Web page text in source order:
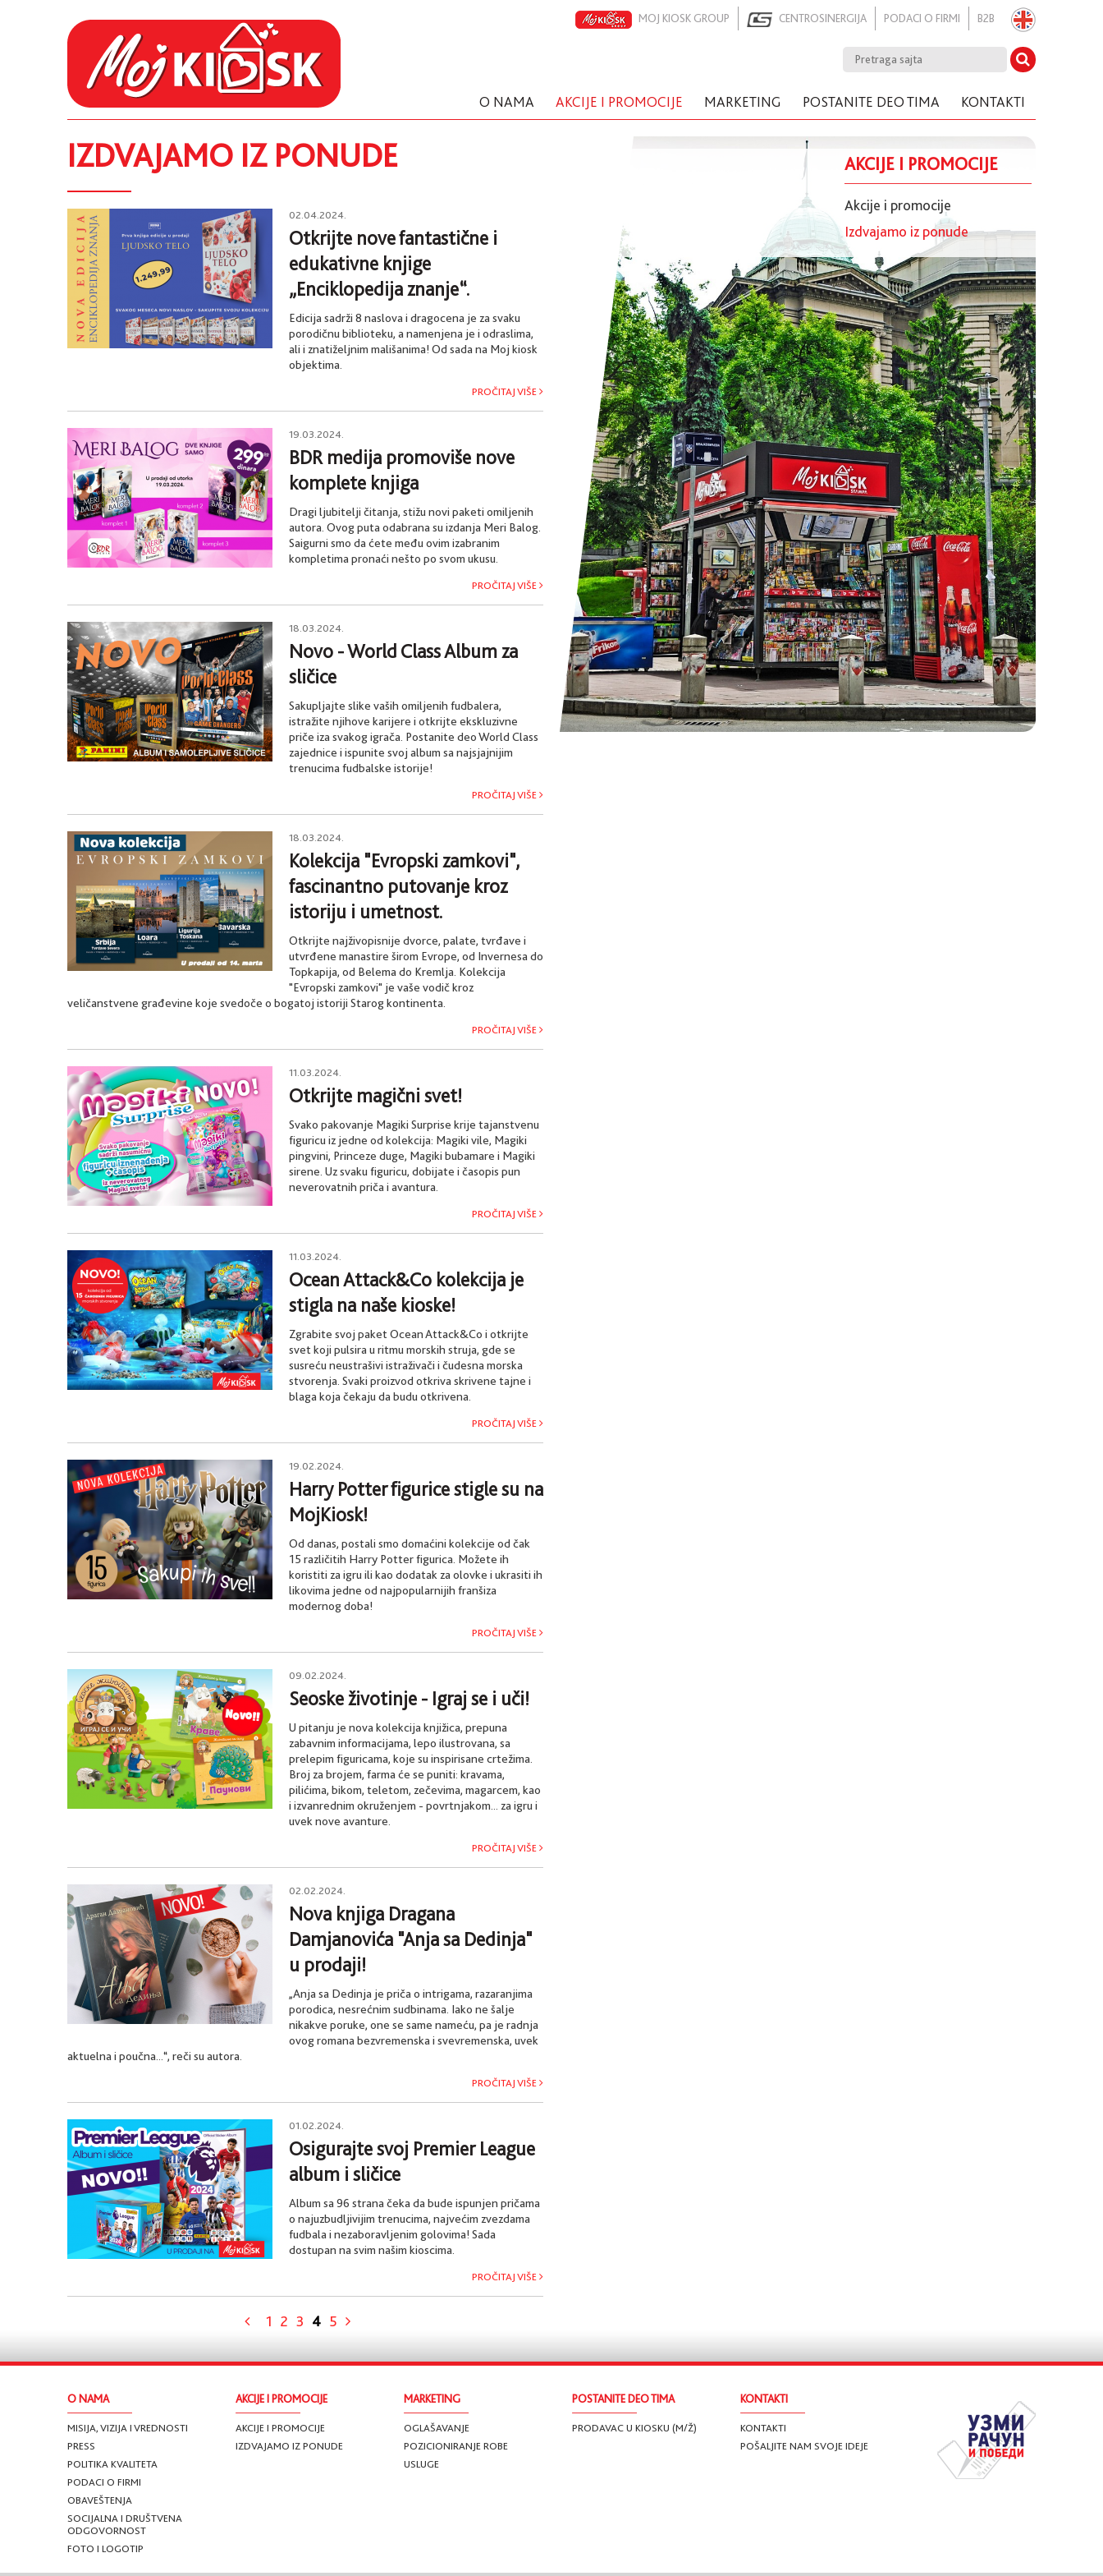
B2B
PODACI O FIRMI
CENTROSINERGIJA
MOJ KIOSK GROUP
O NAMA AKCIJE I PROMOCIJE MARKETING POSTANITE DEO TIMA KONTAKTI
IZDVAJAMO IZ PONUDE
02.04.2024.
Otkrijte nove fantastične i
edukativne knjige
„Enciklopedija znanje“.
Edicija sadrži 8 naslova i dragocena je za svaku
porodičnu biblioteku, a namenjena je i odraslima,
ali i znatiželjnim mališanima! Od sada na Moj kiosk
objektima.
PROČITAJ VIŠE
19.03.2024.
BDR medija promoviše nove
komplete knjiga
Dragi ljubitelji čitanja, stižu novi paketi omiljenih
autora. Ovog puta odabrana su izdanja Meri Balog.
Saigurni smo da ćete među ovim izabranim
kompletima pronaći nešto po svom ukusu.
PROČITAJ VIŠE
18.03.2024.
Novo - World Class Album za
sličice
Sakupljajte slike vaših omiljenih fudbalera,
istražite njihove karijere i otkrijte ekskluzivne
priče iza svakog igrača. Postanite deo World Class
zajednice i ispunite svoj album sa najsjajnijim
trenucima fudbalske istorije!
PROČITAJ VIŠE
18.03.2024.
Kolekcija "Evropski zamkovi",
fascinantno putovanje kroz
istoriju i umetnost.
Otkrijte najživopisnije dvorce, palate, tvrđave i
utvrđene manastire širom Evrope, od Invernesa do
Topkapija, od Belema do Kremlja. Kolekcija
"Evropski zamkovi" je vaše vodič kroz
veličanstvene građevine koje svedoče o bogatoj istoriji Starog kontinenta.
PROČITAJ VIŠE
11.03.2024.
Otkrijte magični svet!
Svako pakovanje Magiki Surprise krije tajanstvenu
figuricu iz jedne od kolekcija: Magiki vile, Magiki
pingvini, Princeze duge, Magiki bubamare i Magiki
sirene. Uz svaku figuricu, dobijate i časopis pun
neverovatnih priča i avantura.
PROČITAJ VIŠE
11.03.2024.
Ocean Attack&Co kolekcija je
stigla na naše kioske!
Zgrabite svoj paket Ocean Attack&Co i otkrijte
svet koji pulsira u ritmu morskih struja, gde se
susreću neustrašivi istraživači i čudesna morska
stvorenja. Svaki proizvod otkriva skrivene tajne i
blaga koja čekaju da budu otkrivena.
PROČITAJ VIŠE
19.02.2024.
Harry Potter figurice stigle su na
MojKiosk!
Od danas, postali smo domaćini kolekcije od čak
15 različitih Harry Potter figurica. Možete ih
koristiti za igru ili kao dodatak za olovke i ukrasiti ih
likovima jedne od najpopularnijih franšiza
modernog doba!
PROČITAJ VIŠE
09.02.2024.
Seoske životinje - Igraj se i uči!
U pitanju je nova kolekcija knjižica, prepuna
zabavnim informacijama, lepo ilustrovana, sa
prelepim figuricama, koje su inspirisane crtežima.
Broj za brojem, farma će se puniti: kravama,
pilićima, bikom, teletom, zečevima, magarcem, kao
i izvanrednim okruženjem - povrtnjakom... za igru i
uvek nove avanture.
PROČITAJ VIŠE
02.02.2024.
Nova knjiga Dragana
Damjanovića "Anja sa Dedinja"
u prodaji!
„Anja sa Dedinja je priča o intrigama, razaranjima
porodica, nesrećnim sudbinama. Iako ne šalje
nikakve poruke, one se same nameću, pa je radnja
ovog romana bezvremenska i svevremenska, uvek
aktuelna i poučna...“, reči su autora.
PROČITAJ VIŠE
01.02.2024.
Osigurajte svoj Premier League
album i sličice
Album sa 96 strana čeka da bude ispunjen pričama
o najuzbudljivijim trenucima, najvećim zvezdama
fudbala i nezaboravljenim golovima! Sada
dostupan na svim našim kioscima.
PROČITAJ VIŠE
1 2 3 4 5
AKCIJE I PROMOCIJE
Akcije i promocije
Izdvajamo iz ponude
O NAMA
MISIJA, VIZIJA I VREDNOSTI
PRESS
POLITIKA KVALITETA
PODACI O FIRMI
OBAVEŠTENJA
SOCIJALNA I DRUŠTVENA
ODGOVORNOST
FOTO I LOGOTIP
AKCIJE I PROMOCIJE
AKCIJE I PROMOCIJE
IZDVAJAMO IZ PONUDE
MARKETING
OGLAŠAVANJE
POZICIONIRANJE ROBE
USLUGE
POSTANITE DEO TIMA
PRODAVAC U KIOSKU (M/Ž)
KONTAKTI
KONTAKTI
POŠALJITE NAM SVOJE IDEJE